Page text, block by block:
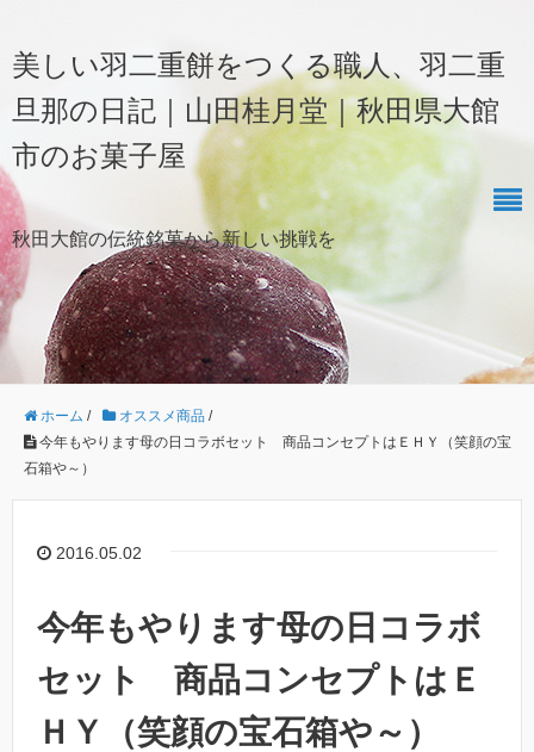
美しい羽二重餅をつくる職人、羽二重
旦那の日記｜山田桂月堂｜秋田県大館
市のお菓子屋
秋田大館の伝統銘菓から新しい挑戦を
ホーム / オススメ商品 /
今年もやります母の日コラボセット 商品コンセプトはＥＨＹ（笑顔の宝
石箱や～）
2016.05.02
今年もやります母の日コラボ
セット 商品コンセプトはＥ
ＨＹ（笑顔の宝石箱や～）